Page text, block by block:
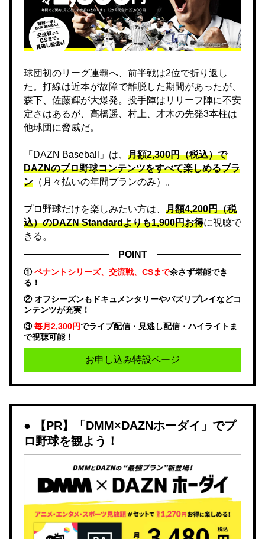
球団初のリーグ連覇へ、前半戦は2位で折り返し
た。打線は近本が故障で離脱した期間があったが、
森下、佐藤輝が大爆発。投手陣はリリーフ陣に不安
定さはあるが、高橋遥、村上、才木の先発3本柱は
他球団に脅威だ。
「DAZN Baseball」は、 月額2,300円（税込）で
DAZNのプロ野球コンテンツをすべて楽しめるプラ
ン （月々払いの年間プランのみ）。
プロ野球だけを楽しみたい方は、 月額4,200円（税
込）のDAZN Standard​よりも1,900円お得に視聴で
きる。
POINT
①ペナントシリーズ、交流戦、CSまで余さず堪能でき
る！
② オフシーズンもドキュメンタリーやバズリプレイなどコ
ンテンツが充実！
③毎月2,300円でライブ配信・見逃し配信・ハイライトま
で視聴可能！
お申し込み特設ページ
【PR】「DMM×DAZNホーダイ」でプ
ロ野球を観よう！